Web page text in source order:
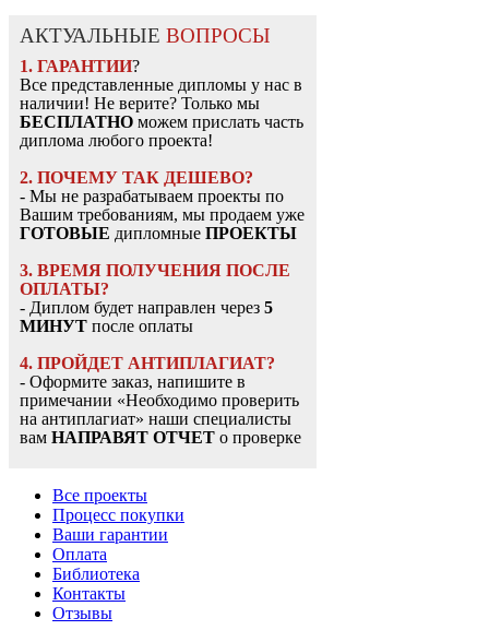
АКТУАЛЬНЫЕ ВОПРОСЫ
1. ГАРАНТИИ?
Все представленные дипломы у нас в
наличии! Не верите? Только мы
БЕСПЛАТНО можем прислать часть
диплома любого проекта!
2. ПОЧЕМУ ТАК ДЕШЕВО?
- Мы не разрабатываем проекты по
Вашим требованиям, мы продаем уже
ГОТОВЫЕ дипломные ПРОЕКТЫ
3. ВРЕМЯ ПОЛУЧЕНИЯ ПОСЛЕ
ОПЛАТЫ?
- Диплом будет направлен через 5
МИНУТ после оплаты
4. ПРОЙДЕТ АНТИПЛАГИАТ?
- Оформите заказ, напишите в
примечании «Необходимо проверить
на антиплагиат» наши специалисты
вам НАПРАВЯТ ОТЧЕТ о проверке
Все проекты
Процесс покупки
Ваши гарантии
Оплата
Библиотека
Контакты
Отзывы